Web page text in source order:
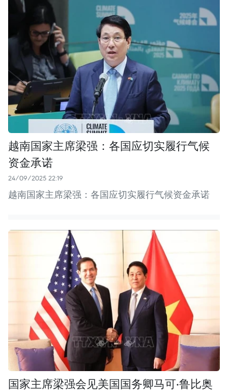
越南国家主席梁强：各国应切实履行气候
资金承诺
24/09/2025 22:19
越南国家主席梁强：各国应切实履行气候资金承诺
国家主席梁强会见美国国务卿马可·鲁比奥